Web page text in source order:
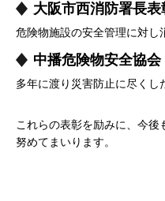
大阪市西消防署長表
危険物施設の安全管理に対し
中播危険物安全協会
多年に渡り災害防止に尽く
これらの表彰を励みに、今
努めてまいります。